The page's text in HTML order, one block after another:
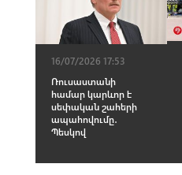
16/07/2026 17:53
Ռուսաստանի
համար կարևոր է
սեփական շահերի
ապահովումը․
Պեսկով